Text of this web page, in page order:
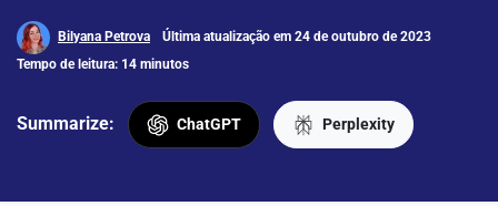
Bilyana Petrova
Última atualização em 24 de outubro de 2023
Tempo de leitura: 14 minutos
Summarize: ChatGPT Perplexity